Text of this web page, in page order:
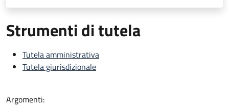
Strumenti di tutela
Tutela amministrativa
Tutela giurisdizionale
Argomenti: